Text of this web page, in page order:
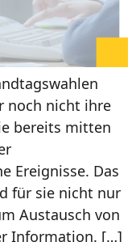
noch nicht ihre
bereits mitten
Ereignisse. Das
für sie nicht nur
Austausch von
Information. […]